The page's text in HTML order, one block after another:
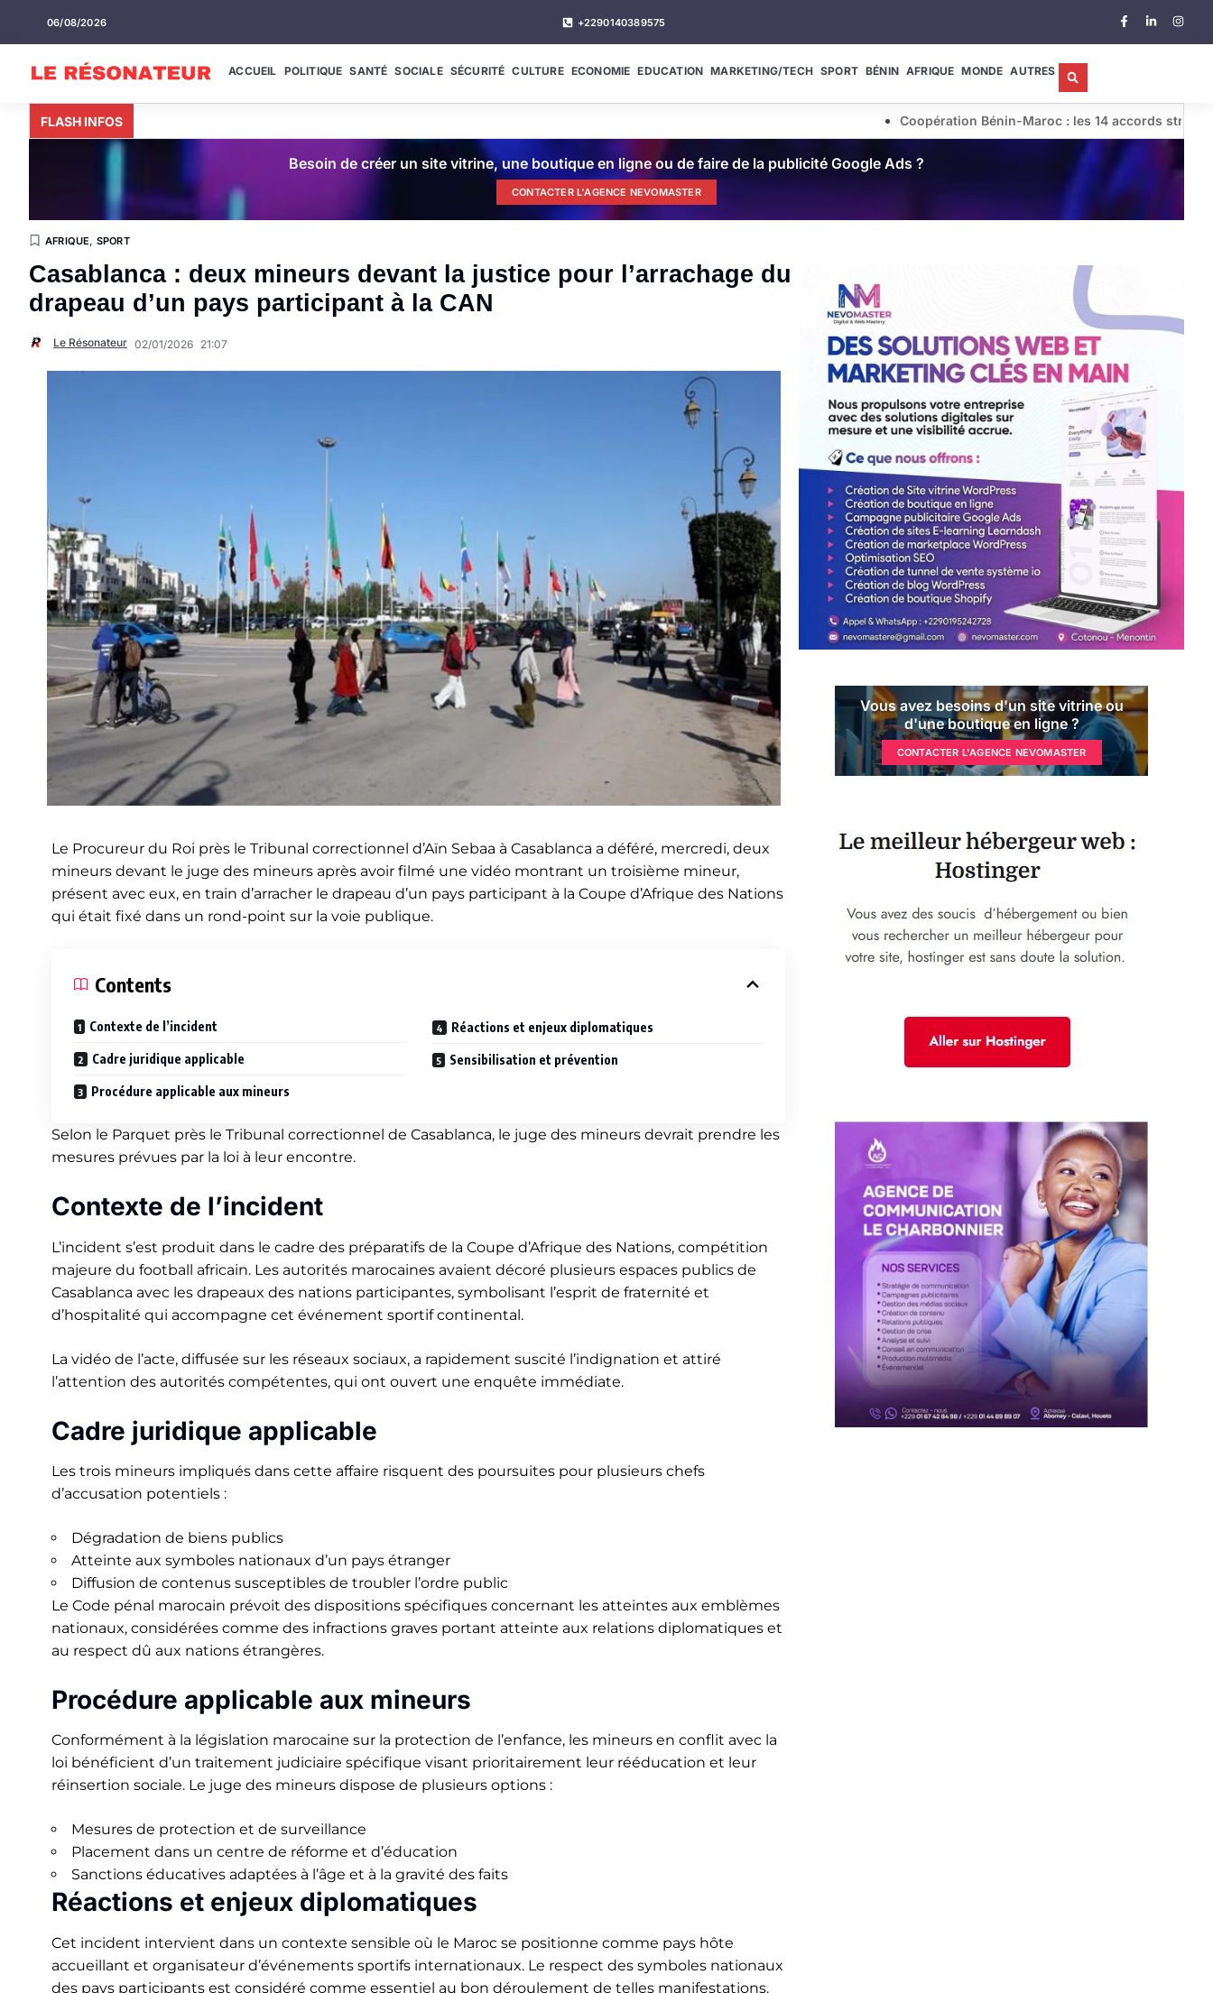
06/08/2026 +2290140389575
ACCUEIL POLITIQUE SANTÉ SOCIALE SÉCURITÉ CULTURE ECONOMIE EDUCATION MARKETING/TECH SPORT BÉNIN AFRIQUE MONDE AUTRES
FLASH INFOS Coopération Bénin-Maroc : les 14 accords stratégiques
Besoin de créer un site vitrine, une boutique en ligne ou de faire de la publicité Google Ads ?
CONTACTER L'AGENCE NEVOMASTER
AFRIQUE SPORT
Casablanca : deux mineurs devant la justice pour l’arrachage du
drapeau d’un pays participant à la CAN
Le Résonateur 02/01/2026 21:07
Le Procureur du Roi près le Tribunal correctionnel d’Aïn Sebaa à Casablanca a déféré, mercredi, deux
mineurs devant le juge des mineurs après avoir filmé une vidéo montrant un troisième mineur,
présent avec eux, en train d’arracher le drapeau d’un pays participant à la Coupe d’Afrique des Nations
qui était fixé dans un rond-point sur la voie publique.
Contents
Contexte de l’incident
Cadre juridique applicable
Procédure applicable aux mineurs
Réactions et enjeux diplomatiques
Sensibilisation et prévention
Selon le Parquet près le Tribunal correctionnel de Casablanca, le juge des mineurs devrait prendre les
mesures prévues par la loi à leur encontre.
Contexte de l’incident
L’incident s’est produit dans le cadre des préparatifs de la Coupe d’Afrique des Nations, compétition
majeure du football africain. Les autorités marocaines avaient décoré plusieurs espaces publics de
Casablanca avec les drapeaux des nations participantes, symbolisant l’esprit de fraternité et
d’hospitalité qui accompagne cet événement sportif continental.
La vidéo de l’acte, diffusée sur les réseaux sociaux, a rapidement suscité l’indignation et attiré
l’attention des autorités compétentes, qui ont ouvert une enquête immédiate.
Cadre juridique applicable
Les trois mineurs impliqués dans cette affaire risquent des poursuites pour plusieurs chefs
d’accusation potentiels :
Dégradation de biens publics
Atteinte aux symboles nationaux d’un pays étranger
Diffusion de contenus susceptibles de troubler l’ordre public
Le Code pénal marocain prévoit des dispositions spécifiques concernant les atteintes aux emblèmes
nationaux, considérées comme des infractions graves portant atteinte aux relations diplomatiques et
au respect dû aux nations étrangères.
Procédure applicable aux mineurs
Conformément à la législation marocaine sur la protection de l’enfance, les mineurs en conflit avec la
loi bénéficient d’un traitement judiciaire spécifique visant prioritairement leur rééducation et leur
réinsertion sociale. Le juge des mineurs dispose de plusieurs options :
Mesures de protection et de surveillance
Placement dans un centre de réforme et d’éducation
Sanctions éducatives adaptées à l’âge et à la gravité des faits
Réactions et enjeux diplomatiques
Cet incident intervient dans un contexte sensible où le Maroc se positionne comme pays hôte
accueillant et organisateur d’événements sportifs internationaux. Le respect des symboles nationaux
des pays participants est considéré comme essentiel au bon déroulement de telles manifestations.
Vous avez besoins d'un site vitrine ou
d'une boutique en ligne ?
CONTACTER L'AGENCE NEVOMASTER